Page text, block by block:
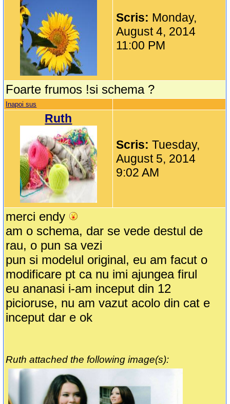
Scris: Monday,
August 4, 2014
11:00 PM
Foarte frumos !si schema ?
Inapoi sus
Ruth
Scris:Tuesday,
August 5, 2014
9:02 AM
merci endy
am o schema, dar se vede destul de
rau, o pun sa vezi
pun si modelul original, eu am facut o
modificare pt ca nu imi ajungea firul
eu ananasi i-am inceput din 12
picioruse, nu am vazut acolo din cat e
inceput dar e ok
Ruth attached the following image(s):